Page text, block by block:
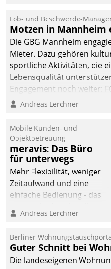
Lob- und Beschwerde-
Motzen in Mannheim
Die GBG Mannheim
Mieter. Dazu gehören
sportliche Aktivitäten, die
Lebensqualität
Engagement noch weiter:
von Beschwerden – oder
und Beschwerde-
ein.
Andreas Lerchner
Mobile Kunden- und
Objektbetreuung
meravis: Das Büro
für unterwegs
Mehr Flexibilität, weniger
Zeitaufwand und eine
einfache Bedienung - das
Cockpit für mobile
Datatrain. Die meravis
Wohnungsbau- und
Immobilien GmbH hat
Andreas Lerchner
Berliner
Guter Schnitt bei
Die landeseigenen